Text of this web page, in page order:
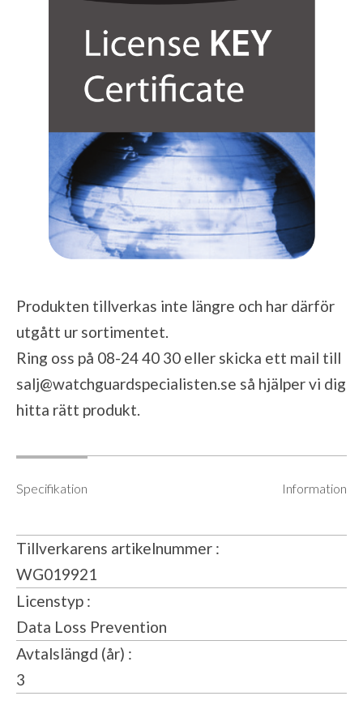
Produkten tillverkas inte längre och har därför
utgått ur sortimentet.
Ring oss på 08-24 40 30 eller skicka ett mail till
salj@watchguardspecialisten.se så hjälper vi dig
hitta rätt produkt.
Specifikation Information
Tillverkarens artikelnummer
WG019921
Licenstyp
Data Loss Prevention
Avtalslängd (år)
3